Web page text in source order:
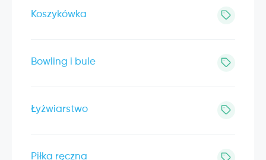
Koszykówka
Bowling i bule
Łyżwiarstwo
Piłka ręczna